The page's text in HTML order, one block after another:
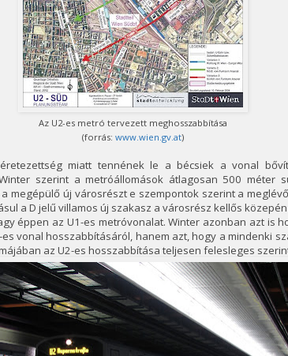
Az U2-es metró tervezett meghosszabbítása
(forrás: www.wien.gv.at)
miatt tennének le a bécsiek a vonal
szerint a metróállomások átlagosan 500 méter
megépülő új városrészt e szempontok szerint a
a D jelű villamos új szakasz a városrész kellős
éppen az U1-es metróvonalat. Winter azonban azt is
vonal hosszabbításáról, hanem azt, hogy a mindenki
az U2-es hosszabbítása teljesen felesleges